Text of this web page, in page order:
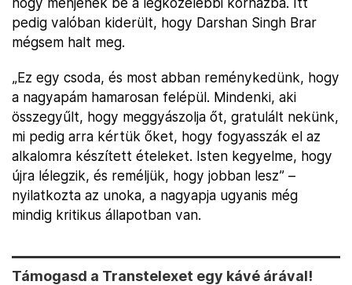
pedig valóban kiderült, hogy Darshan Singh Brar
mégsem halt meg.
„Ez egy csoda, és most abban reménykedünk, hogy
a nagyapám hamarosan felépül. Mindenki, aki
összegyűlt, hogy meggyászolja őt, gratulált nekünk,
mi pedig arra kértük őket, hogy fogyasszák el az
alkalomra készített ételeket. Isten kegyelme, hogy
újra lélegzik, és reméljük, hogy jobban lesz” –
nyilatkozta az unoka, a nagyapja ugyanis még
mindig kritikus állapotban van.
Támogasd a Transtelexet egy kávé árával!